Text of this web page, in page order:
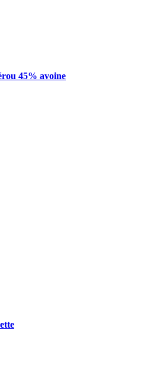
45% avoine